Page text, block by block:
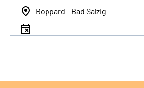
Boppard - Bad Salzig